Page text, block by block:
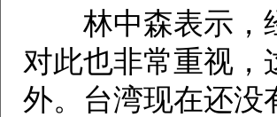
林中森表示，经
对此也非常重视，
外。台湾现在还没